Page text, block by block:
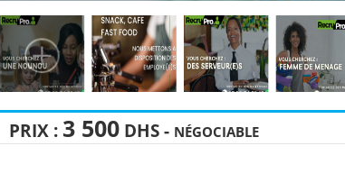
PRIX : 3 500DHS - NÉGOCIABLE